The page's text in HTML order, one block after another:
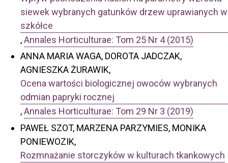
siewek wybranych gatunków drzew uprawianych w
szkółce
,Annales Horticulturae: Tom 25 Nr 4 (2015)
ANNA MARIA WAGA, DOROTA JADCZAK,
AGNIESZKA ŻURAWIK,
Ocena wartości biologicznej owoców wybranych
odmian papryki rocznej
,Annales Horticulturae: Tom 29 Nr 3 (2019)
PAWEŁ SZOT, MARZENA PARZYMIES, MONIKA
PONIEWOZIK,
Rozmnażanie storczyków w kulturach tkankowych